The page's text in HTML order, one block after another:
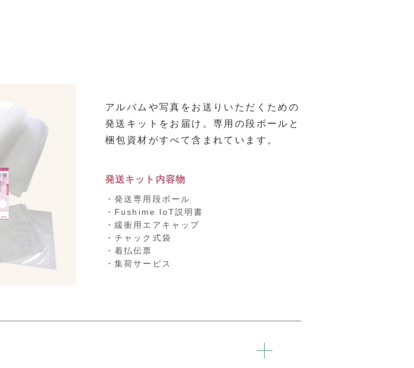
アルバムや写真をお送りいただくための
発送キットをお届け。専用の段ボールと
梱包資材がすべて含まれています。
発送キット内容物
発送専用段ボール
Fushime IoT説明書
緩衝用エアキャップ
チャック式袋
着払伝票
集荷サービス